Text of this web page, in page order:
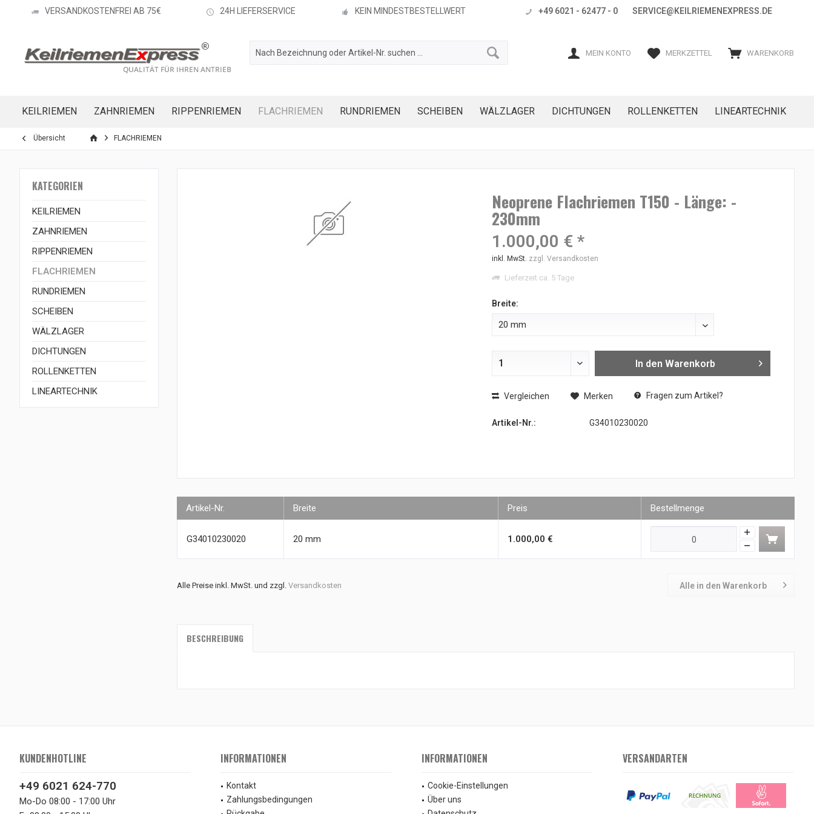
VERSANDKOSTENFREI AB 75€ 24H LIEFERSERVICE KEIN MINDESTBESTELLWERT +49 6021 - 62477 - 0 SERVICE@KEILRIEMENEXPRESS.DE
WARENKORB
MERKZETTEL
MEIN KONTO
KEILRIEMEN ZAHNRIEMEN RIPPENRIEMEN FLACHRIEMEN RUNDRIEMEN SCHEIBEN WÄLZLAGER DICHTUNGEN ROLLENKETTEN LINEARTECHNIK
Übersicht FLACHRIEMEN
KATEGORIEN
KEILRIEMEN
ZAHNRIEMEN
RIPPENRIEMEN
FLACHRIEMEN
RUNDRIEMEN
SCHEIBEN
WÄLZLAGER
DICHTUNGEN
ROLLENKETTEN
LINEARTECHNIK
Neoprene Flachriemen T150 - Länge: -
230mm
1.000,00 € *
inkl. MwSt. zzgl. Versandkosten
Lieferzeit ca. 5 Tage
Breite:
In den Warenkorb
Vergleichen Merken Fragen zum Artikel?
Artikel-Nr.: G34010230020
Artikel-Nr. Breite Preis Bestellmenge
G34010230020 20 mm 1.000,00 €
Alle Preise inkl. MwSt. und zzgl. Versandkosten Alle in den Warenkorb
BESCHREIBUNG
KUNDENHOTLINE
+49 6021 624-770
Mo-Do 08:00 - 17:00 Uhr
INFORMATIONEN
Kontakt
Zahlungsbedingungen
INFORMATIONEN
Cookie-Einstellungen
Über uns
VERSANDARTEN